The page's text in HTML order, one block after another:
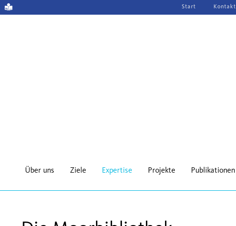
Navigation
überspringen
Start Kontakt
Über uns Ziele Expertise Projekte Publikationen